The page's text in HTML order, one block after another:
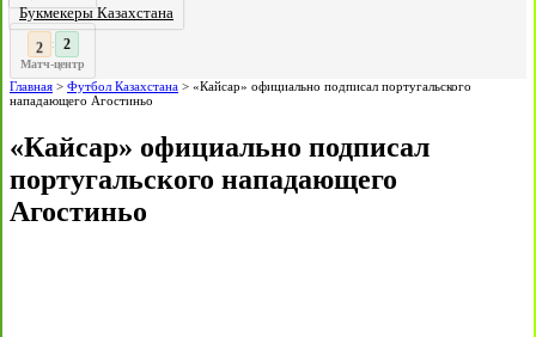
Букмекеры Казахстана
3
:
Матч-центр
Главная > Футбол Казахстана > «Кайсар» официально подписал португальского
нападающего Агостиньо
«Кайсар» официально подписал
португальского нападающего
Агостиньо